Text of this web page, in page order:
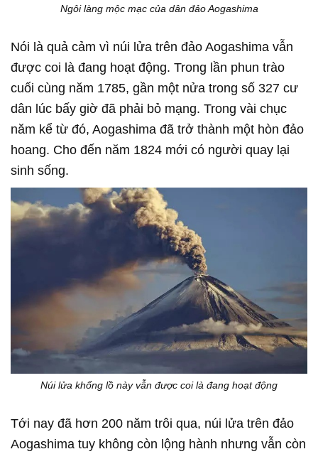
Ngôi làng mộc mạc của dân đảo Aogashima
Nói là quả cảm vì núi lửa trên đảo Aogashima vẫn
được coi là đang hoạt động. Trong lần phun trào
cuối cùng năm 1785, gần một nửa trong số 327 cư
dân lúc bấy giờ đã phải bỏ mạng. Trong vài chục
năm kể từ đó, Aogashima đã trở thành một hòn đảo
hoang. Cho đến năm 1824 mới có người quay lại
sinh sống.
Núi lửa khổng lồ này vẫn được coi là đang hoạt động
Tới nay đã hơn 200 năm trôi qua, núi lửa trên đảo
Aogashima tuy không còn lộng hành nhưng vẫn còn